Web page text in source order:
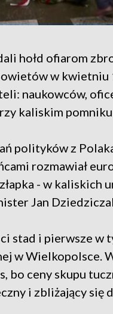
hołd ofiarom
w
naukowców,
kaliskim
polityków z
rozmawiał
- w kaliskich
Jan
stad i pierwsze w
w Wielkopolsce.
bo ceny skupu
i zbliżający się